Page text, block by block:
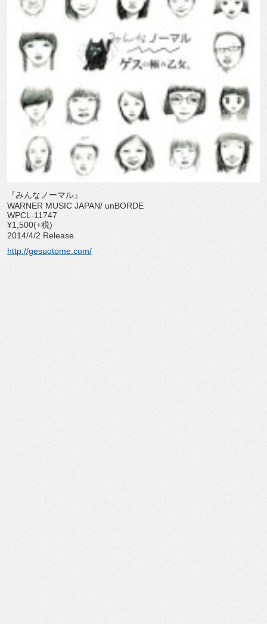
『みんなノーマル』
WARNER MUSIC JAPAN/ unBORDE
WPCL-11747
¥1,500(+税)
2014/4/2 Release
http://gesuotome.com/